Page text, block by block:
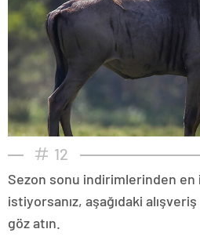
12
Sezon sonu indirimlerinden
istiyorsanız, aşağıdaki
göz atın.